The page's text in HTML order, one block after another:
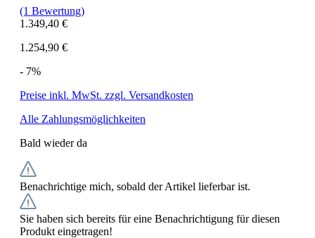
(1 Bewertung)
1.349,40 €
1.254,90 €
- 7%
Preise inkl. MwSt. zzgl. Versandkosten
Alle Zahlungsmöglichkeiten
Bald wieder da
Benachrichtige mich, sobald der Artikel lieferbar ist.
Sie haben sich bereits für eine Benachrichtigung für diesen
Produkt eingetragen!